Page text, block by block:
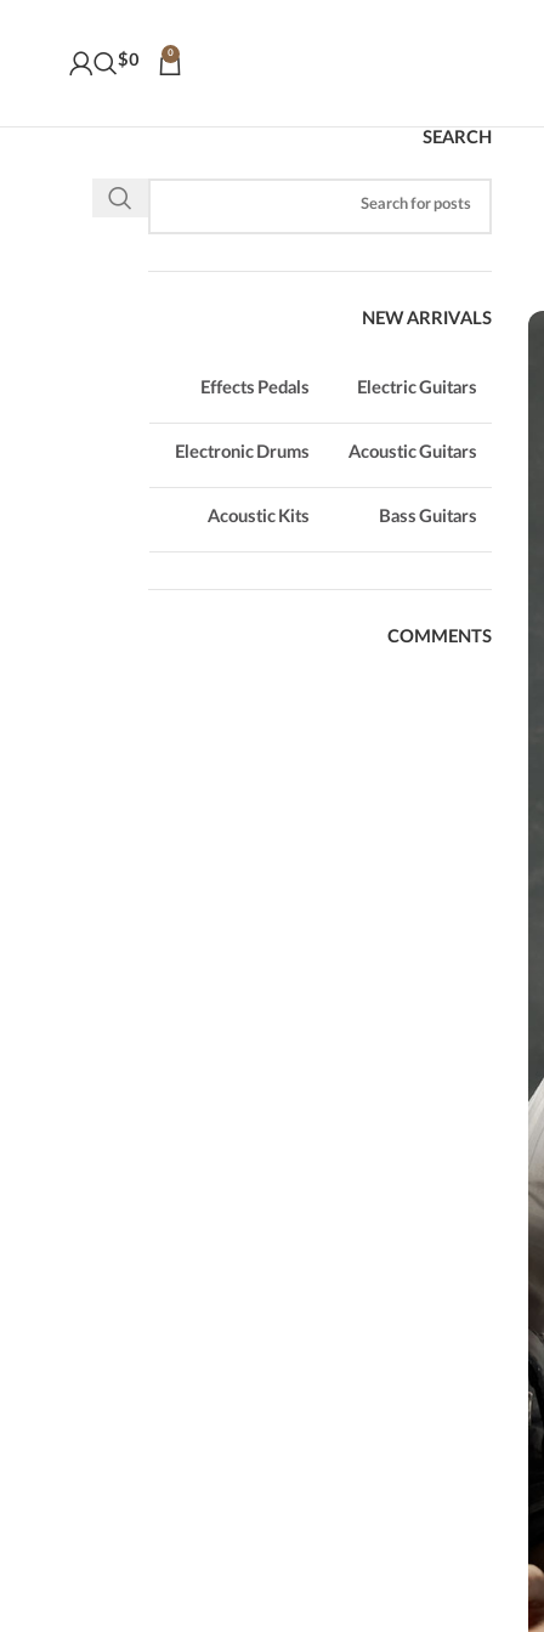
0
$0
SEARCH
NEW ARRIVALS
Electric Guitars
Effects Pedals
Acoustic Guitars
Electronic Drums
Bass Guitars
Acoustic Kits
COMMENTS